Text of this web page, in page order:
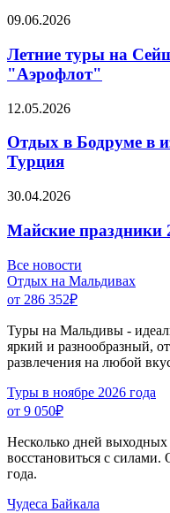
09.06.2026
Летние туры на
"Аэрофлот"
12.05.2026
Отдых в Бодруме в
Турция
30.04.2026
Майские праздники
Все новости
Отдых на Мальдивах
от 286 352₽
Туры на Мальдивы -
яркий и разнообразный,
развлечения на любой
Туры в ноябре 2026 года
от 9 050₽
Несколько дней
восстановиться с
года.
Чудеса Байкала